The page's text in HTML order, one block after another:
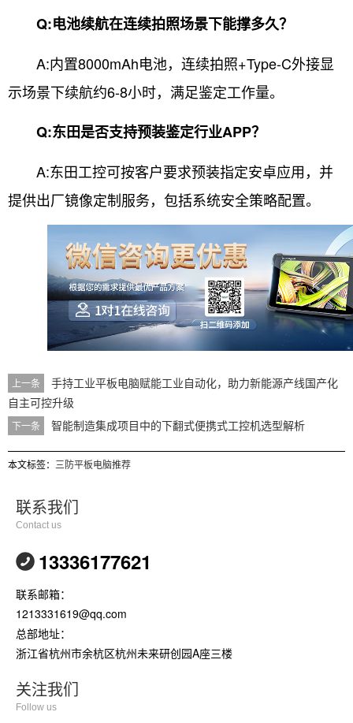
Q:电池续航在连续拍照场景下能撑多久？
A:内置8000mAh电池，连续拍照+Type-C外接显
示场景下续航约6-8小时，满足鉴定工作量。
Q:东田是否支持预装鉴定行业APP？
A:东田工控可按客户要求预装指定安卓应用，并
提供出厂镜像定制服务，包括系统安全策略配置。
上一条
手持工业平板电脑赋能工业自动化，助力新能源产线国产化
自主可控升级
下一条 智能制造集成项目中的下翻式便携式工控机选型解析
本文标签： 三防平板电脑推荐
联系我们
Contact us
13336177621
联系邮箱：
1213331619@qq.com
总部地址：
浙江省杭州市余杭区杭州未来研创园A座三楼
关注我们
Follow us